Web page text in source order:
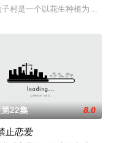
到整个国家与侵略者之间的
花小妖与掌管中天的中天王之
子村是一个以花生种植为主的村
22集 8.0
止恋爱